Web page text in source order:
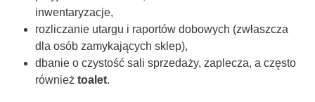
inwentaryzacje,
rozliczanie utargu i raportów dobowych (zwłaszcza
dla osób zamykających sklep),
dbanie o czystość sali sprzedaży, zaplecza, a często
również toalet.